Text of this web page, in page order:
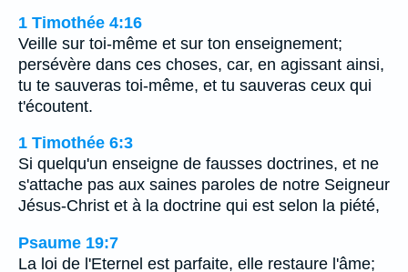
1 Timothée 4:16
Veille sur toi-même et sur ton enseignement;
persévère dans ces choses, car, en agissant ainsi,
tu te sauveras toi-même, et tu sauveras ceux qui
t'écoutent.
1 Timothée 6:3
Si quelqu'un enseigne de fausses doctrines, et ne
s'attache pas aux saines paroles de notre Seigneur
Jésus-Christ et à la doctrine qui est selon la piété,
Psaume 19:7
La loi de l'Eternel est parfaite, elle restaure l'âme;